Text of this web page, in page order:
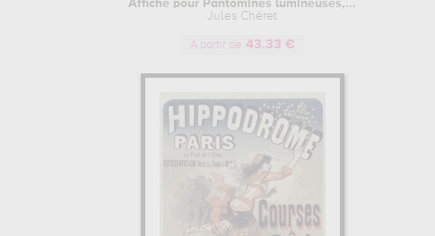
Affiche pour Pantomines lumineuses,...
Jules Chéret
A partir de 43.33 €